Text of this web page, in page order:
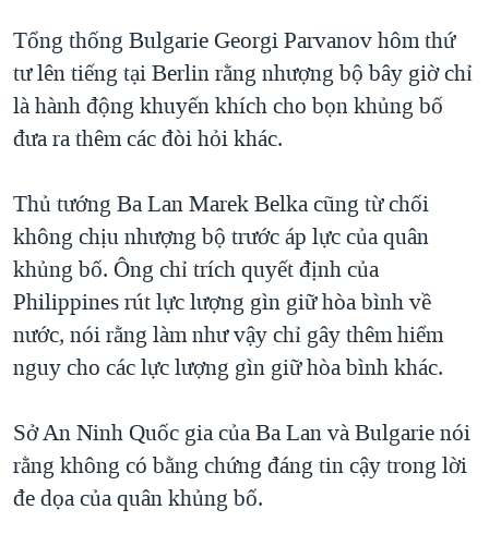
SỨC KHOẺ
VĂN HOÁ
NGÀY TỊ NẠN THẾ GIỚI
TRỊNH VĨNH BÌNH - NGƯỜI HẠ 'BÊN THẮNG CUỘC'
GROUND ZERO – XƯA VÀ NAY
CHI PHÍ CHIẾN TRANH AFGHANISTAN
THƯỢNG ĐỈNH TRUMP-KIM TẠI VIỆT NAM
TRỊNH VĨNH BÌNH VS. CHÍNH PHỦ VIỆT NAM
NGƯ DÂN VIỆT VÀ LÀN SÓNG TRỘM HẢI SÂM
BÊN KIA QUỐC LỘ: TIẾNG VỌNG TỪ NÔNG THÔN MỸ
QUAN HỆ VIỆT MỸ
Ngôn ngữ khác
Tổng thống Bulgarie Georgi Parvanov hôm thứ
tư lên tiếng tại Berlin rằng nhượng bộ bây giờ chỉ
là hành động khuyến khích cho bọn khủng bố
đưa ra thêm các đòi hỏi khác.
Thủ tướng Ba Lan Marek Belka cũng từ chối
không chịu nhượng bộ trước áp lực của quân
khủng bố. Ông chỉ trích quyết định của
Philippines rút lực lượng gìn giữ hòa bình về
nước, nói rằng làm như vậy chỉ gây thêm hiểm
nguy cho các lực lượng gìn giữ hòa bình khác.
Sở An Ninh Quốc gia của Ba Lan và Bulgarie nói
rằng không có bằng chứng đáng tin cậy trong lời
đe dọa của quân khủng bố.